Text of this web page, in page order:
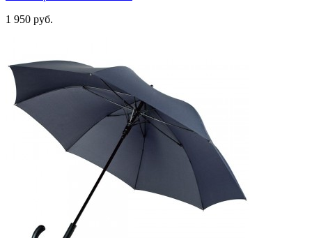
1 950 руб.